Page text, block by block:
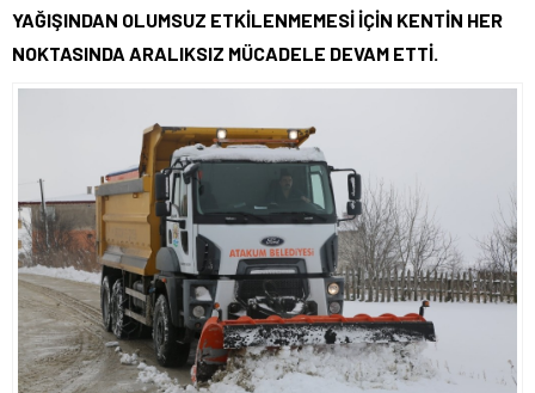
YAĞIŞINDAN OLUMSUZ ETKİLENMEMESİ İÇİN KENTİN HER
NOKTASINDA ARALIKSIZ MÜCADELE DEVAM ETTİ.